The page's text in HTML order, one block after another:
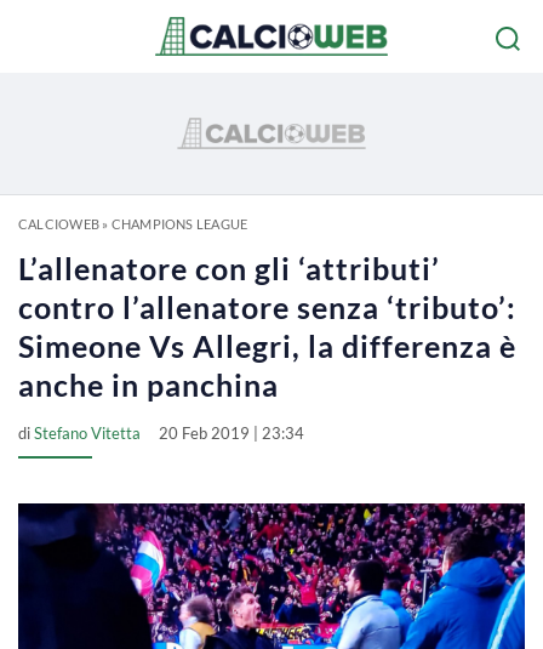
CALCIOWEB» CHAMPIONS LEAGUE
L’allenatore con gli ‘attributi’
contro l’allenatore senza ‘tributo’:
Simeone Vs Allegri, la differenza è
anche in panchina
diStefano Vitetta 20 Feb 2019 | 23:34